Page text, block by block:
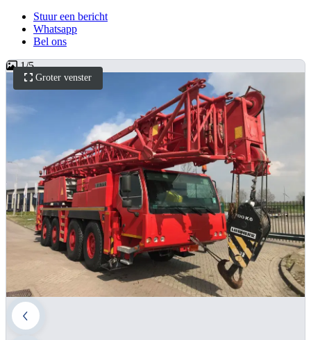
Stuur een bericht
Whatsapp
Bel ons
Groter venster
1/5